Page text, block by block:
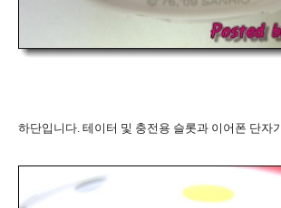
하단입니다. 테이터 및 충전용 슬롯과 이어폰 단자